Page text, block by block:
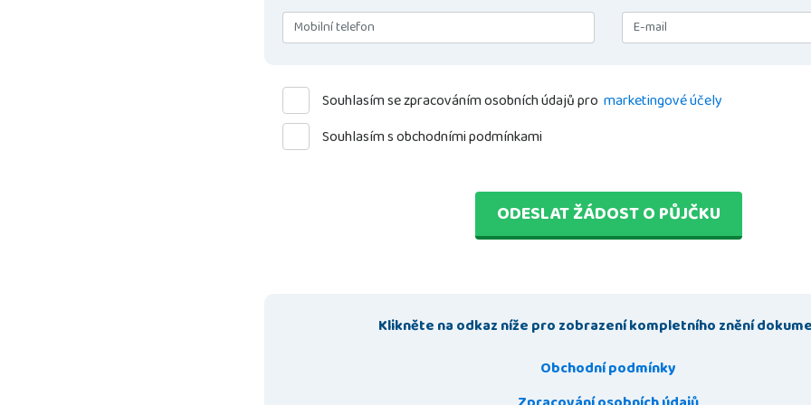
Souhlasím se zpracováním osobních údajů pro marketingové účely
Souhlasím s obchodními podmínkami
ODESLAT ŽÁDOSTO PŮJČKU
Klikněte na odkaz níže pro zobrazení kompletního znění
Obchodní podmínky